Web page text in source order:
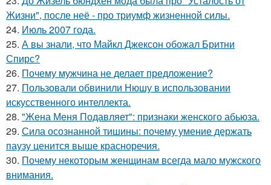
Жизни", после неё - про триумф жизненной силы.
24. Июль 2007 года.
25. А вы знали, что Майкл Джексон обожал Бритни
Спирс?
26. Почему мужчина не делает предложение?
27. Пользовали обвинили Нюшу в использовании
искусственного интеллекта.
28. "Жена Меня Подавляет": признаки женского абьюза.
29. Сила осознанной тишины: почему умение держать
паузу ценится выше красноречия.
30. Почему некоторым женщинам всегда мало мужского
внимания.